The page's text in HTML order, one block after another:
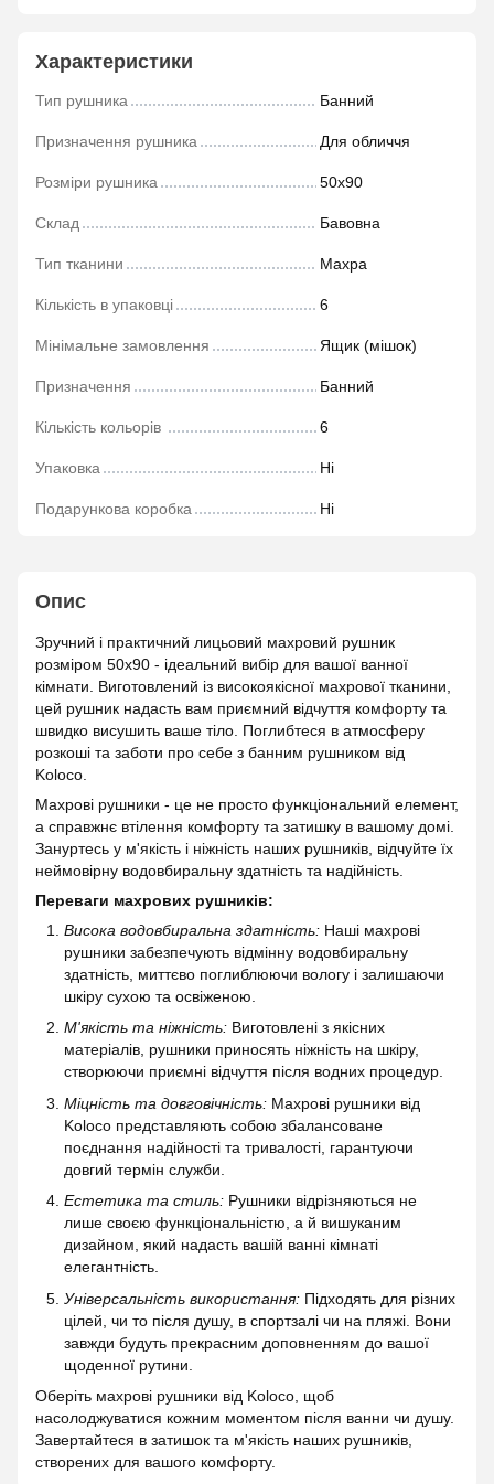
Характеристики
Тип рушника Банний
Призначення рушника Для обличчя
Розміри рушника 50х90
Склад Бавовна
Тип тканини Махра
Кількість в упаковці 6
Мінімальне замовлення Ящик (мішок)
Призначення Банний
Кількість кольорів 6
Упаковка Ні
Подарункова коробка Ні
Опис
Зручний і практичний лицьовий махровий рушник
розміром 50х90 - ідеальний вибір для вашої ванної
кімнати. Виготовлений із високоякісної махрової тканини,
цей рушник надасть вам приємний відчуття комфорту та
швидко висушить ваше тіло. Поглибтеся в атмосферу
розкоші та заботи про себе з банним рушником від
Koloco.
Махрові рушники - це не просто функціональний елемент,
а справжнє втілення комфорту та затишку в вашому домі.
Зануртесь у м'якість і ніжність наших рушників, відчуйте їх
неймовірну водовбиральну здатність та надійність.
Переваги махрових рушників:
Висока водовбиральна здатність: Наші махрові
рушники забезпечують відмінну водовбиральну
здатність, миттєво поглиблюючи вологу і залишаючи
шкіру сухою та освіженою.
М'якість та ніжність: Виготовлені з якісних
матеріалів, рушники приносять ніжність на шкіру,
створюючи приємні відчуття після водних процедур.
Міцність та довговічність: Махрові рушники від
Koloco представляють собою збалансоване
поєднання надійності та тривалості, гарантуючи
довгий термін служби.
Естетика та стиль: Рушники відрізняються не
лише своєю функціональністю, а й вишуканим
дизайном, який надасть вашій ванні кімнаті
елегантність.
Універсальність використання: Підходять для різних
цілей, чи то після душу, в спортзалі чи на пляжі. Вони
завжди будуть прекрасним доповненням до вашої
щоденної рутини.
Оберіть махрові рушники від Koloco, щоб
насолоджуватися кожним моментом після ванни чи душу.
Завертайтеся в затишок та м'якість наших рушників,
створених для вашого комфорту.